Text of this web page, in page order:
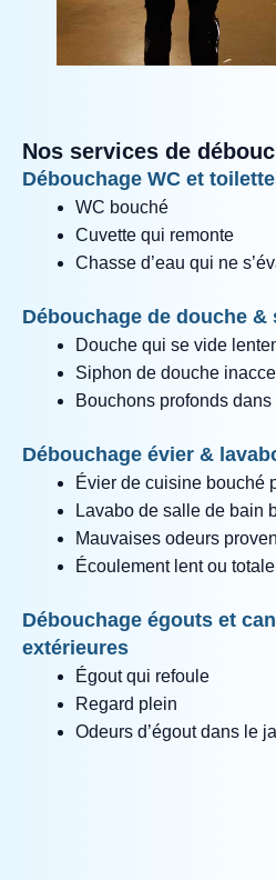
Nos services de
Débouchage WC et
WC bouché
Cuvette qui remonte
Chasse d’eau qui ne
Débouchage de douche
Douche qui se vide
Siphon de douche
Bouchons profonds
Débouchage évier &
Évier de cuisine bouché
Lavabo de salle de bain
Mauvaises odeurs
Écoulement lent ou
Débouchage égouts et
extérieures
Égout qui refoule
Regard plein
Odeurs d’égout dans le